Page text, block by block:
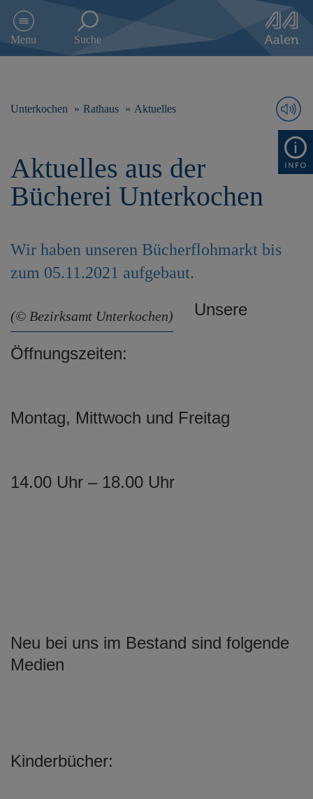
e
h
Menu Suche
Unterkochen Rathaus Aktuelles
Aktuelles aus der
Bücherei Unterkochen
Wir haben unseren Bücherflohmarkt bis
zum 05.11.2021 aufgebaut.
(© Bezirksamt Unterkochen) Unsere
Öffnungszeiten:
Montag, Mittwoch und Freitag
14.00 Uhr – 18.00 Uhr
Neu bei uns im Bestand sind folgende
Medien
Kinderbücher: